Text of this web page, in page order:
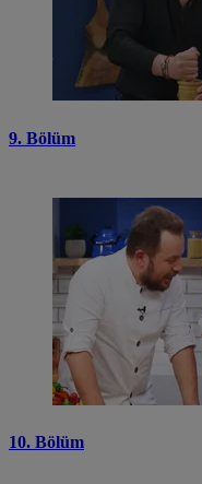
9. Bölüm
10. Bölüm